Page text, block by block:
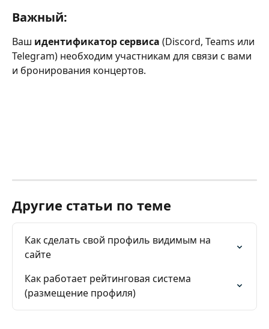
Важный:
Ваш идентификатор сервиса (Discord, Teams или
Telegram) необходим участникам для связи с вами
и бронирования концертов.
Другие статьи по теме
Как сделать свой профиль видимым на
сайте
Как работает рейтинговая система
(размещение профиля)